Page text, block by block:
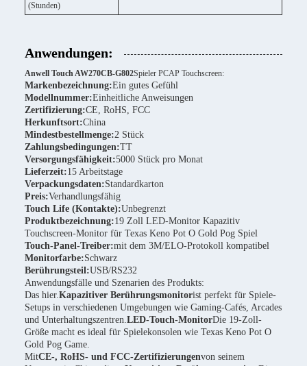
(Stunden)
Anwendungen:
Anwell Touch AW270CB-G802Spieler PCAP Touchscreen:
Markenbezeichnung:Ein gutes Gefühl
Modellnummer:Einheitliche Anweisungen
Zertifizierung:CE, RoHS, FCC
Herkunftsort:China
Mindestbestellmenge:2 Stück
Zahlungsbedingungen:TT
Versorgungsfähigkeit:5000 Stück pro Monat
Lieferzeit:15 Arbeitstage
Verpackungsdaten:Standardkarton
Preis:Verhandlungsfähig
Touch Life (Kontakte):Unbegrenzt
Produktbezeichnung:19 Zoll LED-Monitor Kapazitiv
Touchscreen-Monitor für Texas Keno Pot O Gold Pog Spiel
Touch-Panel-Treiber:mit dem 3M/ELO-Protokoll kompatibel
Monitorfarbe:Schwarz
Berührungsteil:USB/RS232
Anwendungsfälle und Szenarien des Produkts:
Das hier.Kapazitiver Berührungsmonitorist perfekt für Spiele-
Setups in verschiedenen Umgebungen wie Gaming-Cafés, Arcades
und Unterhaltungszentren.LED-Touch-MonitorDie 19-Zoll-
Größe macht es ideal für Spielekonsolen wie Texas Keno Pot O
Gold Pog Game.
MitCE-, RoHS- und FCC-Zertifizierungenvon seinem